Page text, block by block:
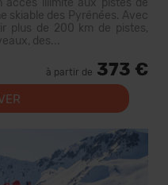
accès illimité aux pistes de
skiable des Pyrénées. Avec
plus de 200 km de pistes,
des...
à partir de 373 €